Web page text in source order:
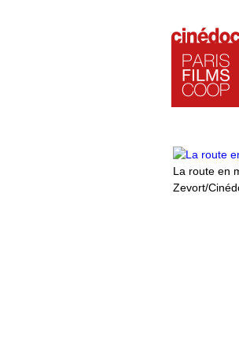
La route en
Zevort/